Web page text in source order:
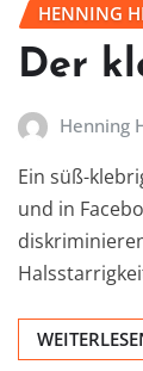
HENNING
Der
Henning
Ein süß-
und in